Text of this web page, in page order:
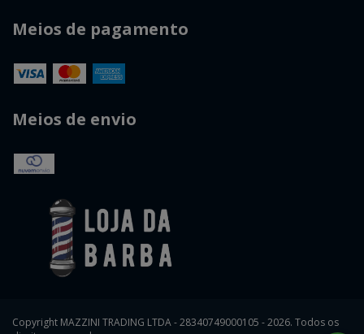
Meios de pagamento
Meios de envio
Copyright MAZZINI TRADING LTDA - 28340749000105 - 2026. Todos os